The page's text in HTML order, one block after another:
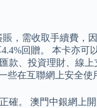
賬，需收取手續費
回贈。 本卡亦
款、投資理財、線
些在互聯網上安全
確。 澳門中銀網上